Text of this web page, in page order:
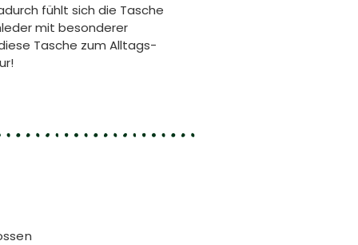
fühlt sich die Tasche
mit besonderer
Tasche zum Alltags-